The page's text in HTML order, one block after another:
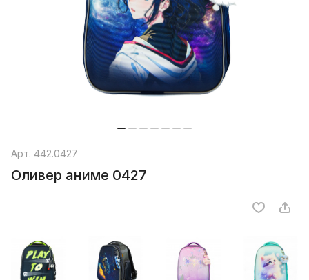
Арт. 442.0427
Оливер аниме 0427